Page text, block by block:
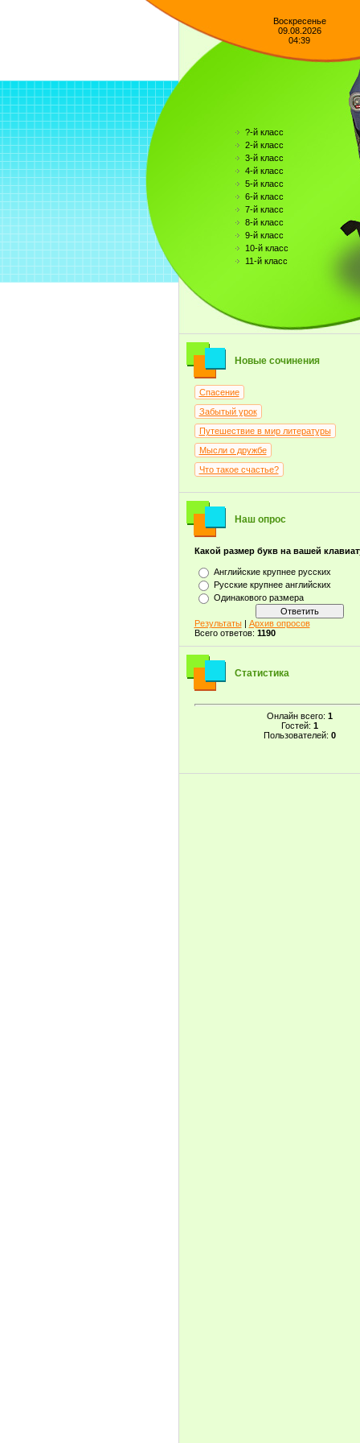
Воскресенье
09.08.2026
04:39
?-й класс
2-й класс
3-й класс
4-й класс
5-й класс
6-й класс
7-й класс
8-й класс
9-й класс
10-й класс
11-й класс
Новые сочинения
Спасение
Забытый урок
Путешествие в мир литературы
Мысли о дружбе
Что такое счастье?
Наш опрос
Какой размер букв на вашей
Английские крупнее русских
Русские крупнее английских
Одинакового размера
Результаты| Архив опросов
Всего ответов: 1190
Статистика
Онлайн всего: 1
Гостей: 1
Пользователей: 0